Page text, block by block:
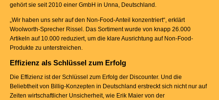
gehört sie seit 2010 einer GmbH in Unna, Deutschland.
„Wir haben uns sehr auf den Non-Food-Anteil konzentriert“, erklärt
Woolworth-Sprecher Rissel. Das Sortiment wurde von knapp 26.000
Artikeln auf 10.000 reduziert, um die klare Ausrichtung auf Non-Food-
Produkte zu unterstreichen.
Effizienz als Schlüssel zum Erfolg
Die Effizienz ist der Schlüssel zum Erfolg der Discounter. Und die
Beliebtheit von Billig-Konzepten in Deutschland erstreckt sich nicht nur auf
Zeiten wirtschaftlicher Unsicherheit, wie Erik Maier von der